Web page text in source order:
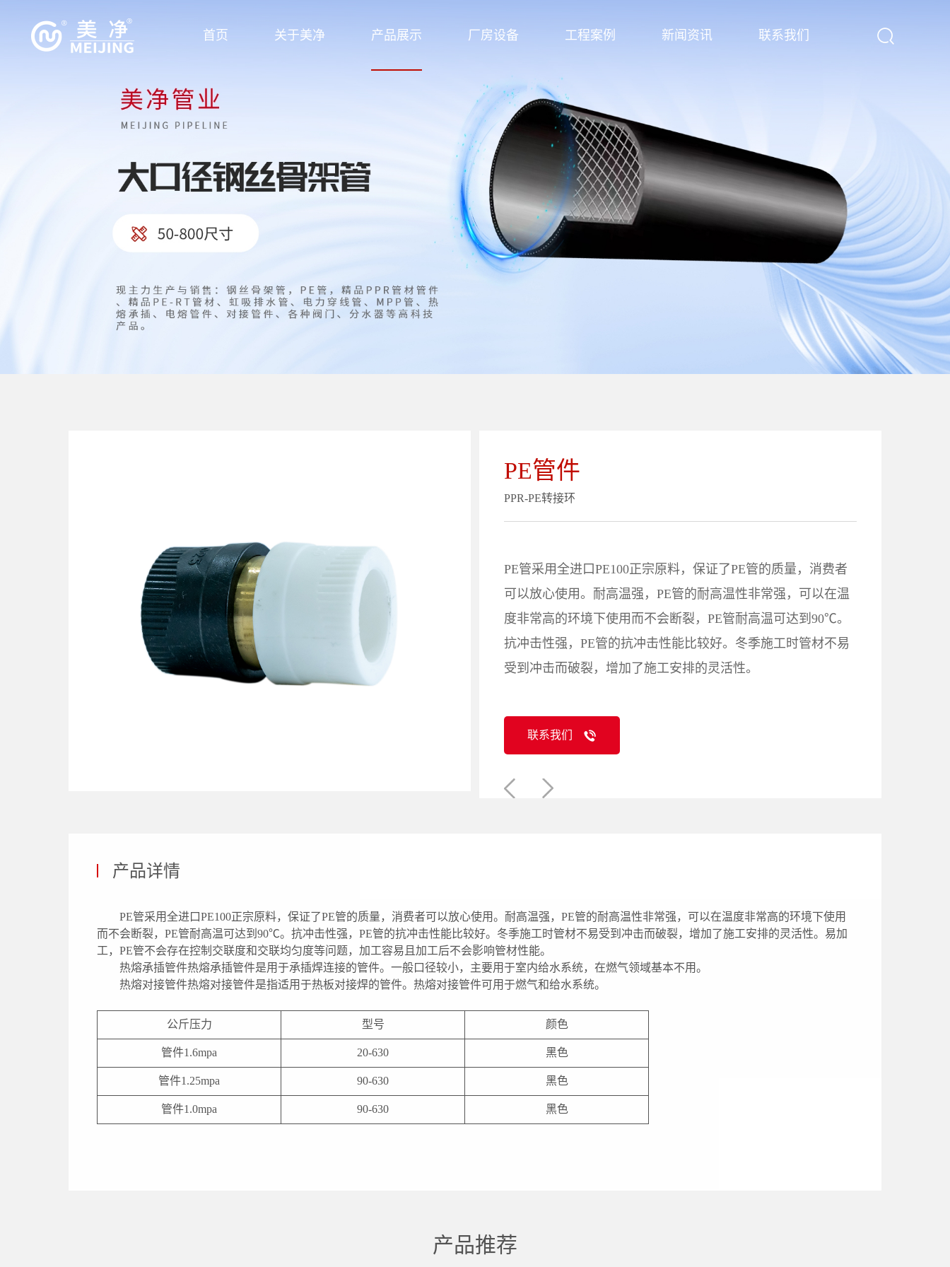
首页 关于美净 产品展示 厂房设备 工程案例 新闻资讯 联系我们
PE管件
PPR-PE转接环
PE管采用全进口PE100正宗原料，保证了PE管的质量，消费者
可以放心使用。耐高温强，PE管的耐高温性非常强，可以在温
度非常高的环境下使用而不会断裂，PE管耐高温可达到90℃。
抗冲击性强，PE管的抗冲击性能比较好。冬季施工时管材不易
受到冲击而破裂，增加了施工安排的灵活性。
联系我们
产品详情
PE管采用全进口PE100正宗原料，保证了PE管的质量，消费者可以放心使用。耐高温强，PE管的耐高温性非常强，可以在温度非常高的环境下使用
而不会断裂，PE管耐高温可达到90℃。抗冲击性强，PE管的抗冲击性能比较好。冬季施工时管材不易受到冲击而破裂，增加了施工安排的灵活性。易加
工，PE管不会存在控制交联度和交联均匀度等问题，加工容易且加工后不会影响管材性能。
热熔承插管件热熔承插管件是用于承插焊连接的管件。一般口径较小，主要用于室内给水系统，在燃气领域基本不用。
热熔对接管件热熔对接管件是指适用于热板对接焊的管件。热熔对接管件可用于燃气和给水系统。
公斤压力 型号 颜色
管件1.6mpa 20-630 黑色
管件1.25mpa 90-630 黑色
管件1.0mpa 90-630 黑色
产品推荐